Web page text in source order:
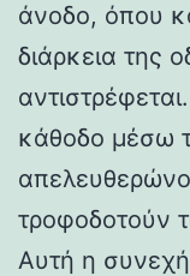
άνοδο, όπου
διάρκεια της
κάθοδο μέσω
τροφοδοτούν
Αυτή η